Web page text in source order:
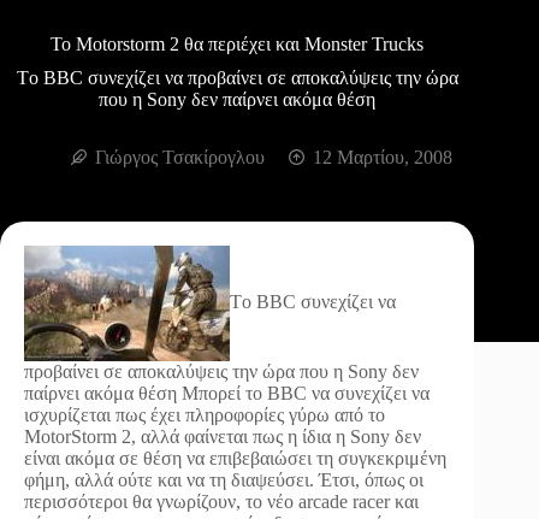
Το Motorstorm 2 θα περιέχει και Monster Trucks
Tο BBC συνεχίζει να προβαίνει σε αποκαλύψεις την ώρα
που η Sony δεν παίρνει ακόμα θέση
Γιώργος Τσακίρογλου 12 Μαρτίου, 2008
Tο BBC συνεχίζει να
προβαίνει σε αποκαλύψεις την ώρα που η Sony δεν
παίρνει ακόμα θέση Μπορεί το BBC να συνεχίζει να
ισχυρίζεται πως έχει πληροφορίες γύρω από το
MotorStorm 2, αλλά φαίνεται πως η ίδια η Sony δεν
είναι ακόμα σε θέση να επιβεβαιώσει τη συγκεκριμένη
φήμη, αλλά ούτε και να τη διαψεύσει. Έτσι, όπως οι
περισσότεροι θα γνωρίζουν, το νέο arcade racer και